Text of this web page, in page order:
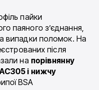
пайки
паяного з’єднання,
випадки поломок. На
після
на порівнянну
і нижчу
BSA